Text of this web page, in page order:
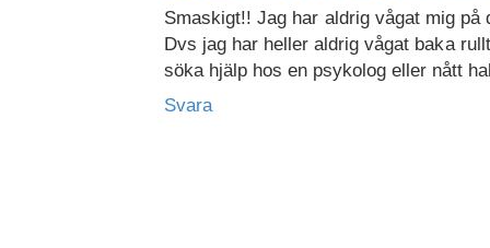
Smaskigt!! Jag har aldrig vågat mig
Dvs jag har heller aldrig vågat baka
söka hjälp hos en psykolog eller nått
Svara